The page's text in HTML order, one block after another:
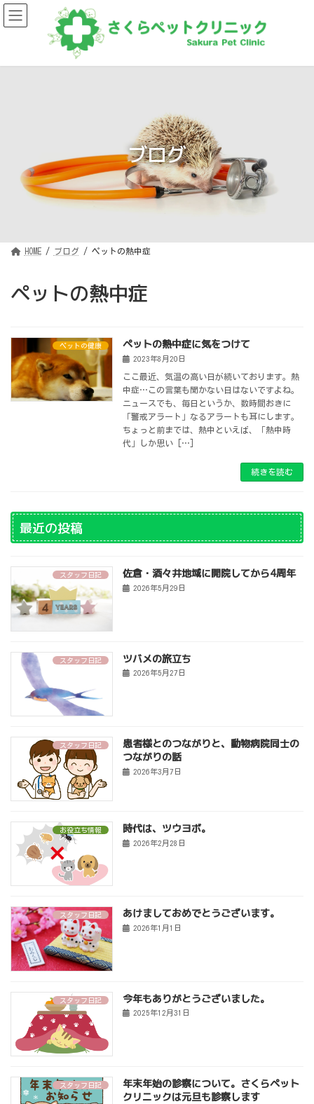
コ
ン
テ
ナ
ビ
ゲ
ブログ
HOME ブログ ペットの熱中症
ペットの熱中症
ペットの健康 ペットの熱中症に気をつけて
2023年8月20日
ここ最近、気温の高い日が続いております。熱
中症…この言葉も聞かない日はないですよね。
ニュースでも、毎日というか、数時間おきに
「警戒アラート」なるアラートも耳にします。
ちょっと前までは、熱中といえば、「熱中時
代」しか思い […]
続きを読む
最近の投稿
スタッフ日記 佐倉・酒々井地域に開院してから4周年
2026年5月29日
スタッフ日記 ツバメの旅立ち
2026年5月27日
スタッフ日記
患者様とのつながりと、動物病院同士の
つながりの話
2026年3月7日
お役立ち情報 時代は、ツウヨボ。
2026年2月28日
スタッフ日記 あけましておめでとうございます。
2026年1月1日
スタッフ日記 今年もありがとうございました。
2025年12月31日
スタッフ日記
年末年始の診察について。さくらペット
クリニックは元旦も診察します